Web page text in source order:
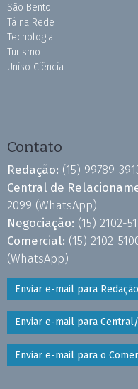
São Bento
Tá na Rede
Tecnologia
Turismo
Uniso Ciência
Contato
Redação: (15) 99789-
Central de
2099 (WhatsApp)
Negociação: (15) 2102-
Comercial: (15) 2102-
(WhatsApp)
Enviar e-mail para Redação
Enviar e-mail para
Enviar e-mail para o